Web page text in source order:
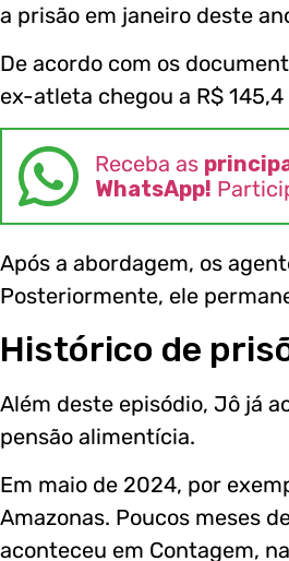
a prisão em janeiro deste
De acordo com os
ex-atleta chegou a R$
Receba as
WhatsApp!
Após a abordagem, os
Posteriormente, ele
Histórico de
Além deste episódio, Jô já
pensão alimentícia.
Em maio de 2024, por
Amazonas. Poucos meses
aconteceu em Contagem,